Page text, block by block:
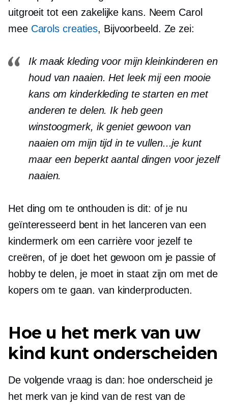
uitgroeit tot een zakelijke kans. Neem Carol
mee Carols creaties, Bijvoorbeeld. Ze zei:
Ik maak kleding voor mijn kleinkinderen en
houd van naaien. Het leek mij een mooie
kans om kinderkleding te starten en met
anderen te delen. Ik heb geen
winstoogmerk, ik geniet gewoon van
naaien om mijn tijd in te vullen...je kunt
maar een beperkt aantal dingen voor jezelf
naaien.
Het ding om te onthouden is dit: of je nu
geïnteresseerd bent in het lanceren van een
kindermerk om een ​​carrière voor jezelf te
creëren, of je doet het gewoon om je passie of
hobby te delen, je moet in staat zijn om met de
kopers om te gaan. van kinderproducten.
Hoe u het merk van uw
kind kunt onderscheiden
De volgende vraag is dan: hoe onderscheid je
het merk van je kind van de rest van de